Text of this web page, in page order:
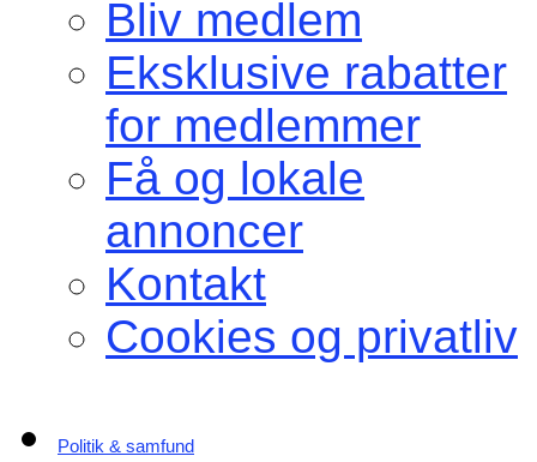
Bliv medlem
Eksklusive rabatter
for medlemmer
Få og lokale
annoncer
Kontakt
Cookies og privatliv
Politik & samfund